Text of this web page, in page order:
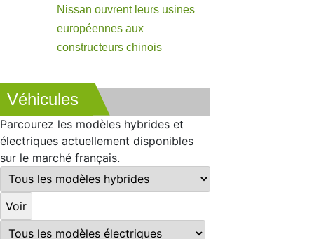
Nissan ouvrent leurs usines
européennes aux
constructeurs chinois
Véhicules
Parcourez les modèles hybrides et
électriques actuellement disponibles
sur le marché français.